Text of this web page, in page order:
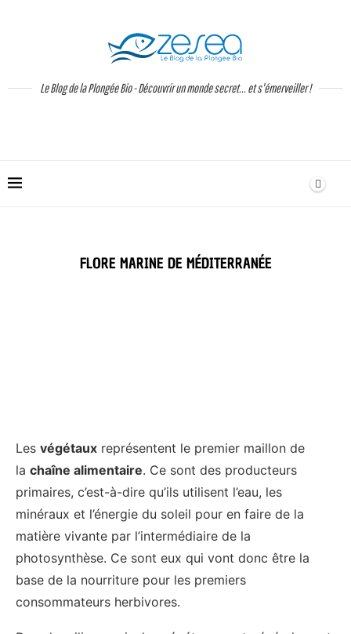
Le Blog de la Plongée Bio - Découvrir un monde secret... et s'émerveiller !
FLORE MARINE DE MÉDITERRANÉE
Les végétaux représentent le premier maillon de
la chaîne alimentaire. Ce sont des producteurs
primaires, c’est-à-dire qu’ils utilisent l’eau, les
minéraux et l’énergie du soleil pour en faire de la
matière vivante par l’intermédiaire de la
photosynthèse. Ce sont eux qui vont donc être la
base de la nourriture pour les premiers
consommateurs herbivores.